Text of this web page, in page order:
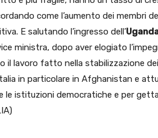
come l’aumento dei membri
E salutando l’ingresso dell’
ministra, dopo aver elogiato
il lavoro fatto nella stabilizzazione
in particolare in Afghanistan e
le istituzioni democratiche e per